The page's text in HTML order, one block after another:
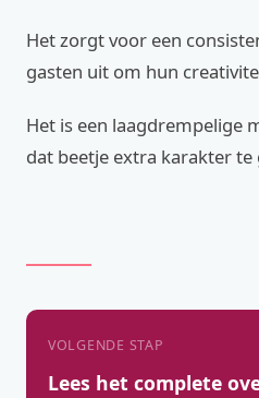
Het zorgt voor een
gasten uit om hun
Het is een laagdrempelige
dat beetje extra karakter te
VOLGENDE STAP
Lees het complete